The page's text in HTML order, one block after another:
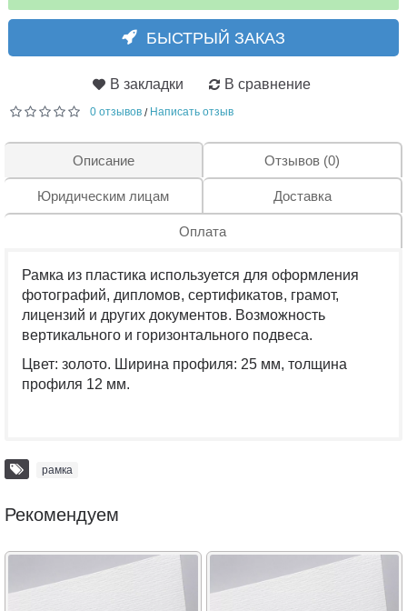
БЫСТРЫЙ ЗАКАЗ
В закладки В сравнение
0 отзывов / Написать отзыв
Описание Отзывов (0)
Юридическим лицам Доставка
Оплата
Рамка из пластика используется для оформления
фотографий, дипломов, сертификатов, грамот,
лицензий и других документов. Возможность
вертикального и горизонтального подвеса.
Цвет: золото. Ширина профиля: 25 мм, толщина
профиля 12 мм.
рамка
Рекомендуем